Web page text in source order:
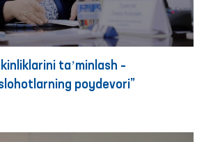
taʼminlash –
poydevori”